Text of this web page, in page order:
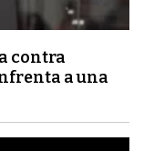
contra
a una